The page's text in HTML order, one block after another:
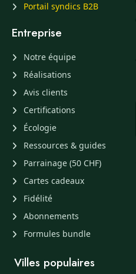
Portail syndics B2B
Entreprise
Notre équipe
Réalisations
Avis clients
Certifications
Écologie
Ressources & guides
Parrainage (50 CHF)
Cartes cadeaux
Fidélité
Abonnements
Formules bundle
Villes populaires